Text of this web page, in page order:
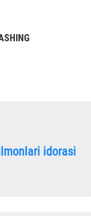
idorasi